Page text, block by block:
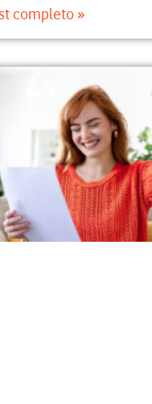
completo »